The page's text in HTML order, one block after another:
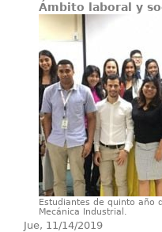
Ámbito laboral y
Estudiantes de quinto año
Mecánica Industrial.
Jue, 11/14/2019